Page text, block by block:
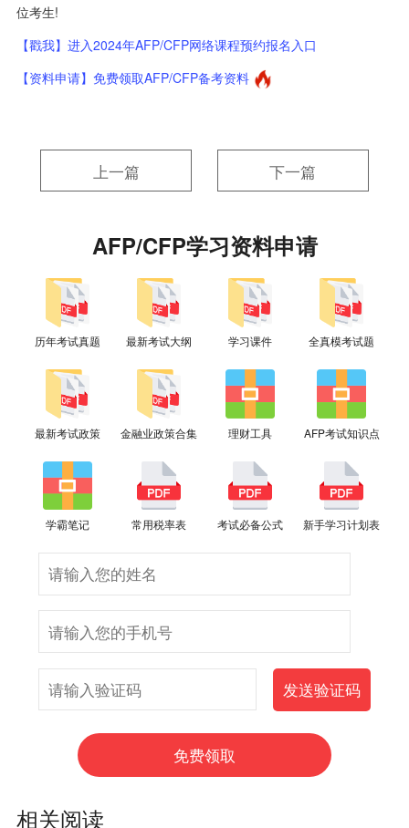
位考生!
【戳我】进入2024年AFP/CFP网络课程预约报名入口
【资料申请】免费领取AFP/CFP备考资料
上一篇 下一篇
AFP/CFP学习资料申请
历年考试真题 最新考试大纲 学习课件 全真模考试题
最新考试政策 金融业政策合集 理财工具 AFP考试知识点
学霸笔记 常用税率表 考试必备公式 新手学习计划表
相关阅读